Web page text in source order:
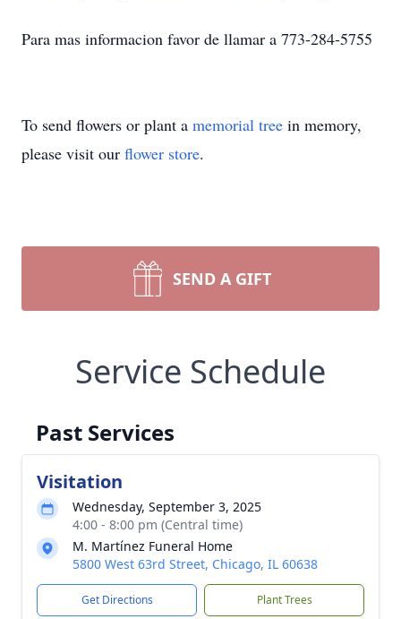
Para mas informacion favor de llamar a 773-284-5755
To send flowers or plant a memorial tree in memory,
please visit our flower store.
SEND A GIFT
Service Schedule
Past Services
Visitation
Wednesday, September 3, 2025
4:00 - 8:00 pm (Central time)
M. Martínez Funeral Home
5800 West 63rd Street, Chicago, IL 60638
Get Directions Plant Trees